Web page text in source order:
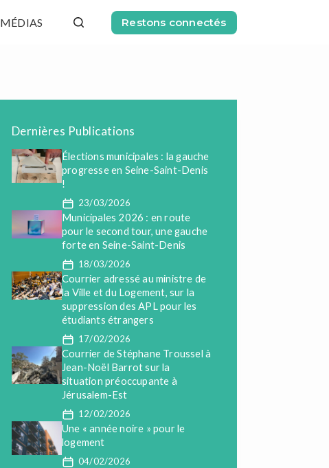
MÉDIAS Restons connectés
Dernières Publications
Élections municipales : la gauche
progresse en Seine-Saint-Denis
!
23/03/2026
Municipales 2026 : en route
pour le second tour, une gauche
forte en Seine-Saint-Denis
18/03/2026
Courrier adressé au ministre de
la Ville et du Logement, sur la
suppression des APL pour les
étudiants étrangers
17/02/2026
Courrier de Stéphane Troussel à
Jean-Noël Barrot sur la
situation préoccupante à
Jérusalem-Est
12/02/2026
Une « année noire » pour le
logement
04/02/2026